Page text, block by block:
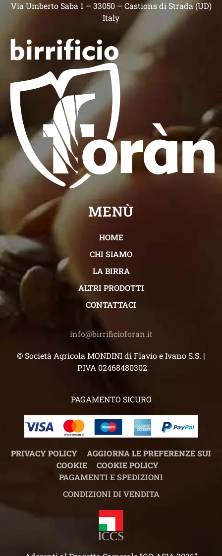
Via Umberto Saba 1 – 33050 – Castions di Strada (UD)
Italy
MENÙ
HOME
CHI SIAMO
LA BIRRA
ALTRI PRODOTTI
CONTATTACI
info@birrificioforan.it
© Società Agricola MONDINI di Flavio e Ivano S.S. |
P.IVA 02468480302
PAGAMENTO SICURO
PRIVACY POLICY
AGGIORNA LE PREFERENZE SUI
COOKIE
COOKIE POLICY
PAGAMENTI E SPEDIZIONI
CONDIZIONI DI VENDITA